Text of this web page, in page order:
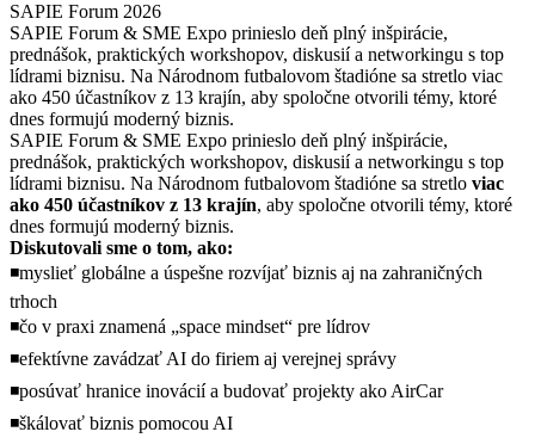
SAPIE Forum 2026
SAPIE Forum & SME Expo prinieslo deň plný inšpirácie,
prednášok, praktických workshopov, diskusií a networkingu s top
lídrami biznisu. Na Národnom futbalovom štadióne sa stretlo viac
ako 450 účastníkov z 13 krajín, aby spoločne otvorili témy, ktoré
dnes formujú moderný biznis.
SAPIE Forum & SME Expo prinieslo deň plný inšpirácie,
prednášok, praktických workshopov, diskusií a networkingu s top
lídrami biznisu. Na Národnom futbalovom štadióne sa stretlo viac
ako 450 účastníkov z 13 krajín, aby spoločne otvorili témy, ktoré
dnes formujú moderný biznis.
Diskutovali sme o tom, ako:
◾myslieť globálne a úspešne rozvíjať biznis aj na zahraničných
trhoch
◾čo v praxi znamená „space mindset“ pre lídrov
◾efektívne zavádzať AI do firiem aj verejnej správy
◾posúvať hranice inovácií a budovať projekty ako AirCar
◾škálovať biznis pomocou AI